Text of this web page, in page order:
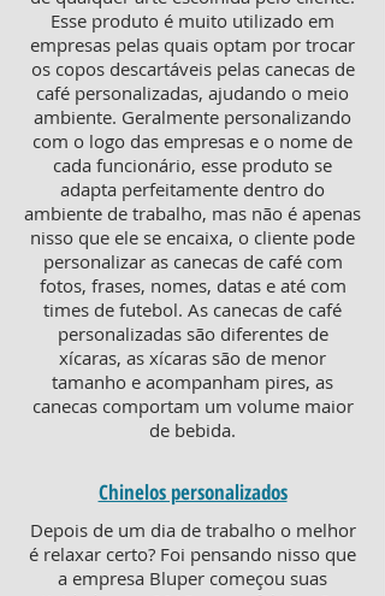
Esse produto é muito utilizado em
empresas pelas quais optam por trocar
os copos descartáveis pelas canecas de
café personalizadas, ajudando o meio
ambiente. Geralmente personalizando
com o logo das empresas e o nome de
cada funcionário, esse produto se
adapta perfeitamente dentro do
ambiente de trabalho, mas não é apenas
nisso que ele se encaixa, o cliente pode
personalizar as canecas de café com
fotos, frases, nomes, datas e até com
times de futebol. As canecas de café
personalizadas são diferentes de
xícaras, as xícaras são de menor
tamanho e acompanham pires, as
canecas comportam um volume maior
de bebida.
Chinelos personalizados
Depois de um dia de trabalho o melhor
é relaxar certo? Foi pensando nisso que
a empresa Bluper começou suas